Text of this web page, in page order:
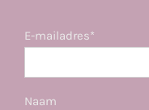
E-mailadres*
Naam